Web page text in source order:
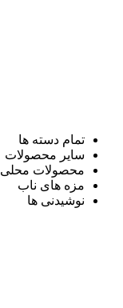
تمام دسته ها
سایر محصولات
محصولات محلی
مزه های ناب
نوشیدنی ها